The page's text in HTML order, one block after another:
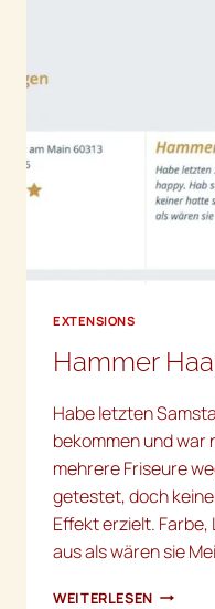
EXTENSIONS
Hammer
Habe letzten
bekommen und war
mehrere Friseure
getestet, doch
Effekt erzielt. Farbe,
aus als wären sie
WEITERLESEN HAMMER